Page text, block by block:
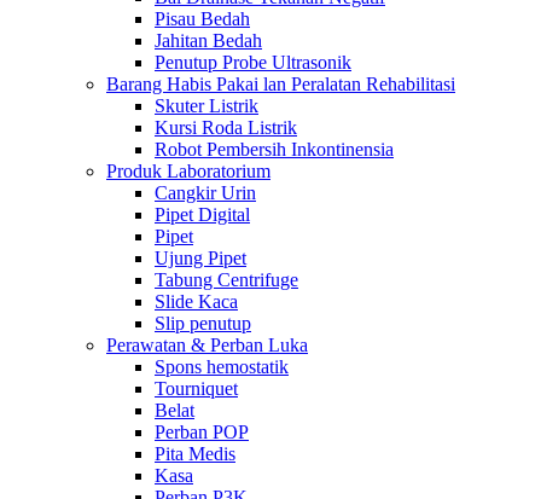
Pisau Bedah
Jahitan Bedah
Penutup Probe Ultrasonik
Barang Habis Pakai lan Peralatan Rehabilitasi
Skuter Listrik
Kursi Roda Listrik
Robot Pembersih Inkontinensia
Produk Laboratorium
Cangkir Urin
Pipet Digital
Pipet
Ujung Pipet
Tabung Centrifuge
Slide Kaca
Slip penutup
Perawatan & Perban Luka
Spons hemostatik
Tourniquet
Belat
Perban POP
Pita Medis
Kasa